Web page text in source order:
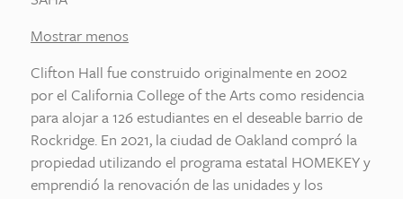
Mostrar menos
Clifton Hall fue construido originalmente en 2002
por el California College of the Arts como residencia
para alojar a 126 estudiantes en el deseable barrio de
Rockridge. En 2021, la ciudad de Oakland compró la
propiedad utilizando el programa estatal HOMEKEY y
emprendió la renovación de las unidades y los